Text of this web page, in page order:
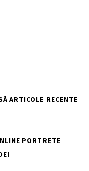
ARTICOLE RECENTE
PORTRETE